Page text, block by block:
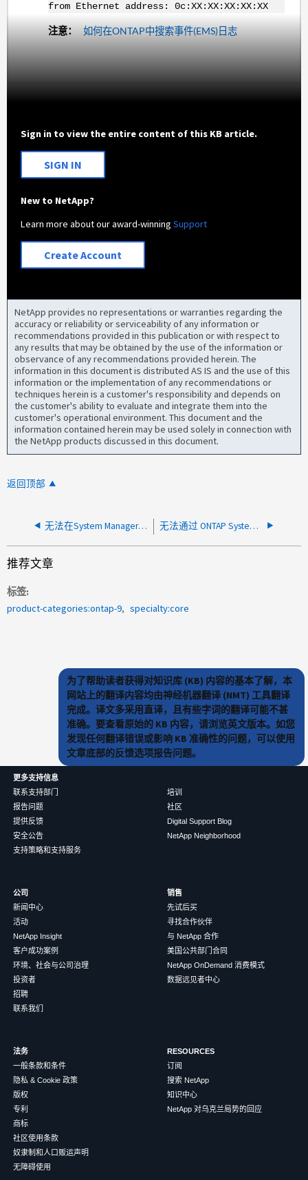
from Ethernet address: 0c:XX:XX:XX:XX:XX
注意： 如何在ONTAP中搜索事件(EMS)日志
Sign in to view the entire content of this KB article.
SIGN IN
New to NetApp?
Learn more about our award-winningSupport
Create Account
NetApp provides no representations or warranties regarding the
accuracy or reliability or serviceability of any information or
recommendations provided in this publication or with respect to
any results that may be obtained by the use of the information or
observance of any recommendations provided herein. The
information in this document is distributed AS IS and the use of this
information or the implementation of any recommendations or
techniques herein is a customer's responsibility and depends on
the customer's ability to evaluate and integrate them into the
customer's operational environment. This document and the
information contained herein may be used solely in connection with
the NetApp products discussed in this document.
返回顶部
无法在System Manager中为DP类型的卷配置级联SnapMirror 无法通过 ONTAP System Manager 创建卷，因为没有带有 NAS 服务的 SVM
推荐文章
标签
product-categories:ontap-9
specialty:core
为了帮助读者获得对知识库 (KB) 内容的基本了解，本
网站上的翻译内容均由神经机器翻译 (NMT) 工具翻译
完成。译文多采用直译，且有些字词的翻译可能不甚
准确。要查看原始的 KB 内容，请浏览英文版本。如您
发现任何翻译错误或影响 KB 准确性的问题，可以使用
文章底部的反馈选项报告问题。
更多支持信息
联系支持部门
报告问题
提供反馈
安全公告
支持策略和支持服务
培训
社区
Digital Support Blog
NetApp Neighborhood
公司
新闻中心
活动
NetApp Insight
客户成功案例
环境、社会与公司治理
投资者
招聘
联系我们
销售
先试后买
寻找合作伙伴
与 NetApp 合作
美国公共部门合同
NetApp OnDemand 消费模式
数据远见者中心
法务
一般条款和条件
隐私 & Cookie 政策
版权
专利
商标
社区使用条款
奴隶制和人口贩运声明
无障碍使用
RESOURCES
订阅
搜索 NetApp
知识中心
NetApp 对乌克兰局势的回应